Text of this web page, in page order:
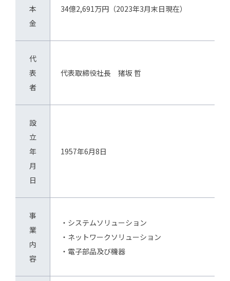
本
金
34億2,691万円（2023年3月末日現在）
代
表
者
代表取締役社長 猪坂 哲
設
立
年
月
日
1957年6月8日
事
業
内
容
・システムソリューション
・ネットワークソリューション
・電子部品及び機器